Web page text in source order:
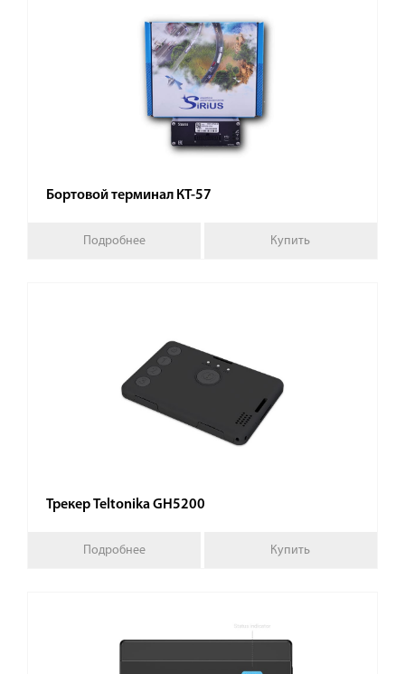
Бортовой терминал КТ-57
Подробнее Купить
Трекер Teltonika GH5200
Подробнее Купить